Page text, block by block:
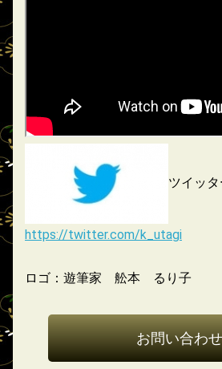
ツイッタ
https://twitter.com/k_utagi
ロゴ：遊筆家 舩本 るり子
お問い合わせ